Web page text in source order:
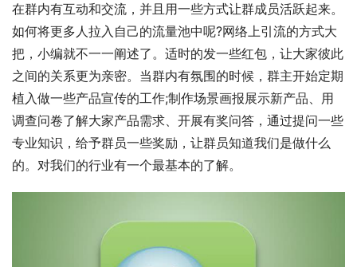
在群内有互动和交流，并且用一些方式让群成员活跃起来。
如何将更多人拉入自己的流量池中呢?网络上引流的方式大
把，小编就不一一阐述了。适时的发一些红包，让大家彼此
之间的关系更为亲密。当群内有氛围的时候，群主开始定期
植入做一些产品宣传的工作;制作场景画报展示新产品、用
调查问卷了解大家产品需求、开展有奖问答，通过提问一些
专业知识，给予群员一些奖励，让群员知道我们是做什么
的。对我们的行业有一个最基本的了解。